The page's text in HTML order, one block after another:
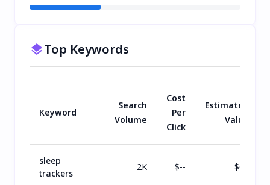
Top Keywords
Keyword
Search
Volume
Cost
Per
Click
Estimated
Value
sleep
trackers
2K $-- $66